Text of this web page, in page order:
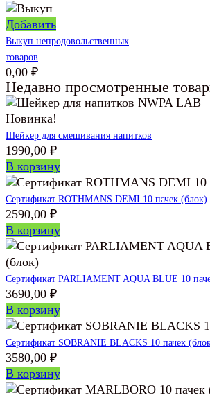
Добавить
Выкуп непродовольственных
товаров
0,00 ₽
Недавно просмотренные
Новинка!
Шейкер для смешивания напитков
1990,00 ₽
В корзину
Сертификат ROTHMANS DEMI 10 пачек (блок)
2590,00 ₽
В корзину
Сертификат PARLIAMENT AQUA BLUE 10
3690,00 ₽
В корзину
Сертификат SOBRANIE BLACKS 10 пачек
3580,00 ₽
В корзину